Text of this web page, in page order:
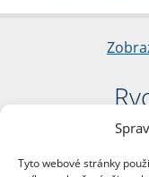
Tyto webové stránky